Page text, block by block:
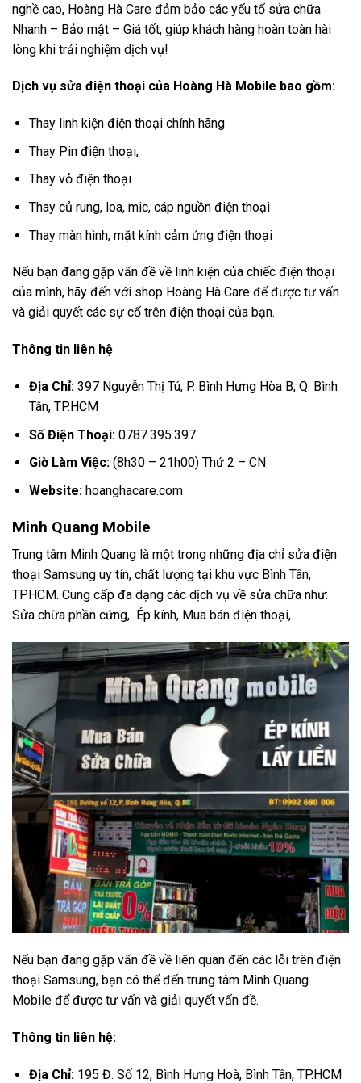
nghề cao, Hoàng Hà Care đảm bảo các yếu tố sửa chữa
Nhanh – Bảo mật – Giá tốt, giúp khách hàng hoàn toàn hài
lòng khi trải nghiệm dịch vụ!
Dịch vụ sửa điện thoại của Hoàng Hà Mobile bao gồm:
Thay linh kiện điện thoại chính hãng
Thay Pin điện thoại,
Thay vỏ điện thoại
Thay củ rung, loa, mic, cáp nguồn điện thoại
Thay màn hình, mặt kính cảm ứng điện thoại
Nếu bạn đang gặp vấn đề về linh kiện của chiếc điện thoại
của mình, hãy đến với shop Hoàng Hà Care để được tư vấn
và giải quyết các sự cố trên điện thoại của bạn.
Thông tin liên hệ
Địa Chỉ:397 Nguyễn Thị Tú, P. Bình Hưng Hòa B, Q. Bình
Tân, TP.HCM
Số Điện Thoại: 0787.395.397
Giờ Làm Việc:(8h30 – 21h00) Thứ 2 – CN
Website: hoanghacare.com
Minh Quang Mobile
Trung tâm Minh Quang là một trong những địa chỉ sửa điện
thoại Samsung uy tín, chất lượng tại khu vực Bình Tân,
TPHCM. Cung cấp đa dạng các dịch vụ về sửa chữa như:
Sửa chữa phần cứng, Ép kính, Mua bán điện thoại,
Nếu bạn đang gặp vấn đề về liên quan đến các lỗi trên điện
thoại Samsung, bạn có thể đến trung tâm Minh Quang
Mobile để được tư vấn và giải quyết vấn đề.
Thông tin liên hệ:
Địa Chỉ: 195 Đ. Số 12, Bình Hưng Hoà, Bình Tân, TP.HCM